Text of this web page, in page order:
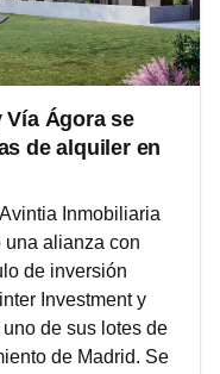
Vía Ágora se
de alquiler en
Inmobiliaria
una alianza con
de inversión
Investment y
de sus lotes de
de Madrid. Se